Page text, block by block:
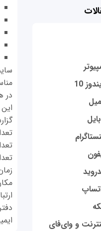
10
و وای‌فای
در
دفتر